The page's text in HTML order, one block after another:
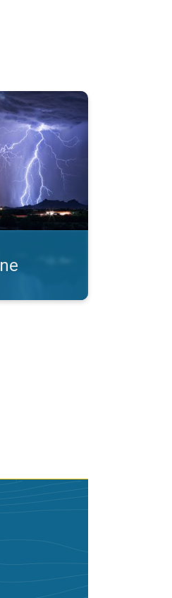
Obaveštenja o nevremenu.